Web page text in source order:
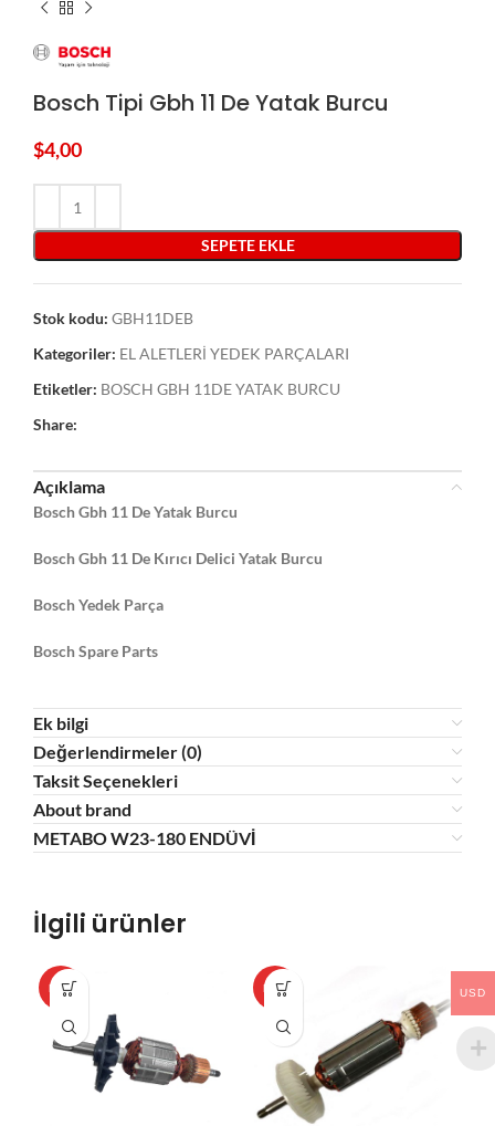
Bosch Tipi Gbh 11 De Yatak Burcu
$4,00
SEPETE EKLE
Stok kodu: GBH11DEB
Kategoriler: EL ALETLERİ YEDEK PARÇALARI
Etiketler: BOSCH GBH 11DE YATAK BURCU
Share:
Açıklama
Bosch Gbh 11 De Yatak Burcu
Bosch Gbh 11 De Kırıcı Delici Yatak Burcu
Bosch Yedek Parça
Bosch Spare Parts
Ek bilgi
Değerlendirmeler (0)
Taksit Seçenekleri
About brand
METABO W23-180 ENDÜVİ
İlgili ürünler
HOT HOT USD